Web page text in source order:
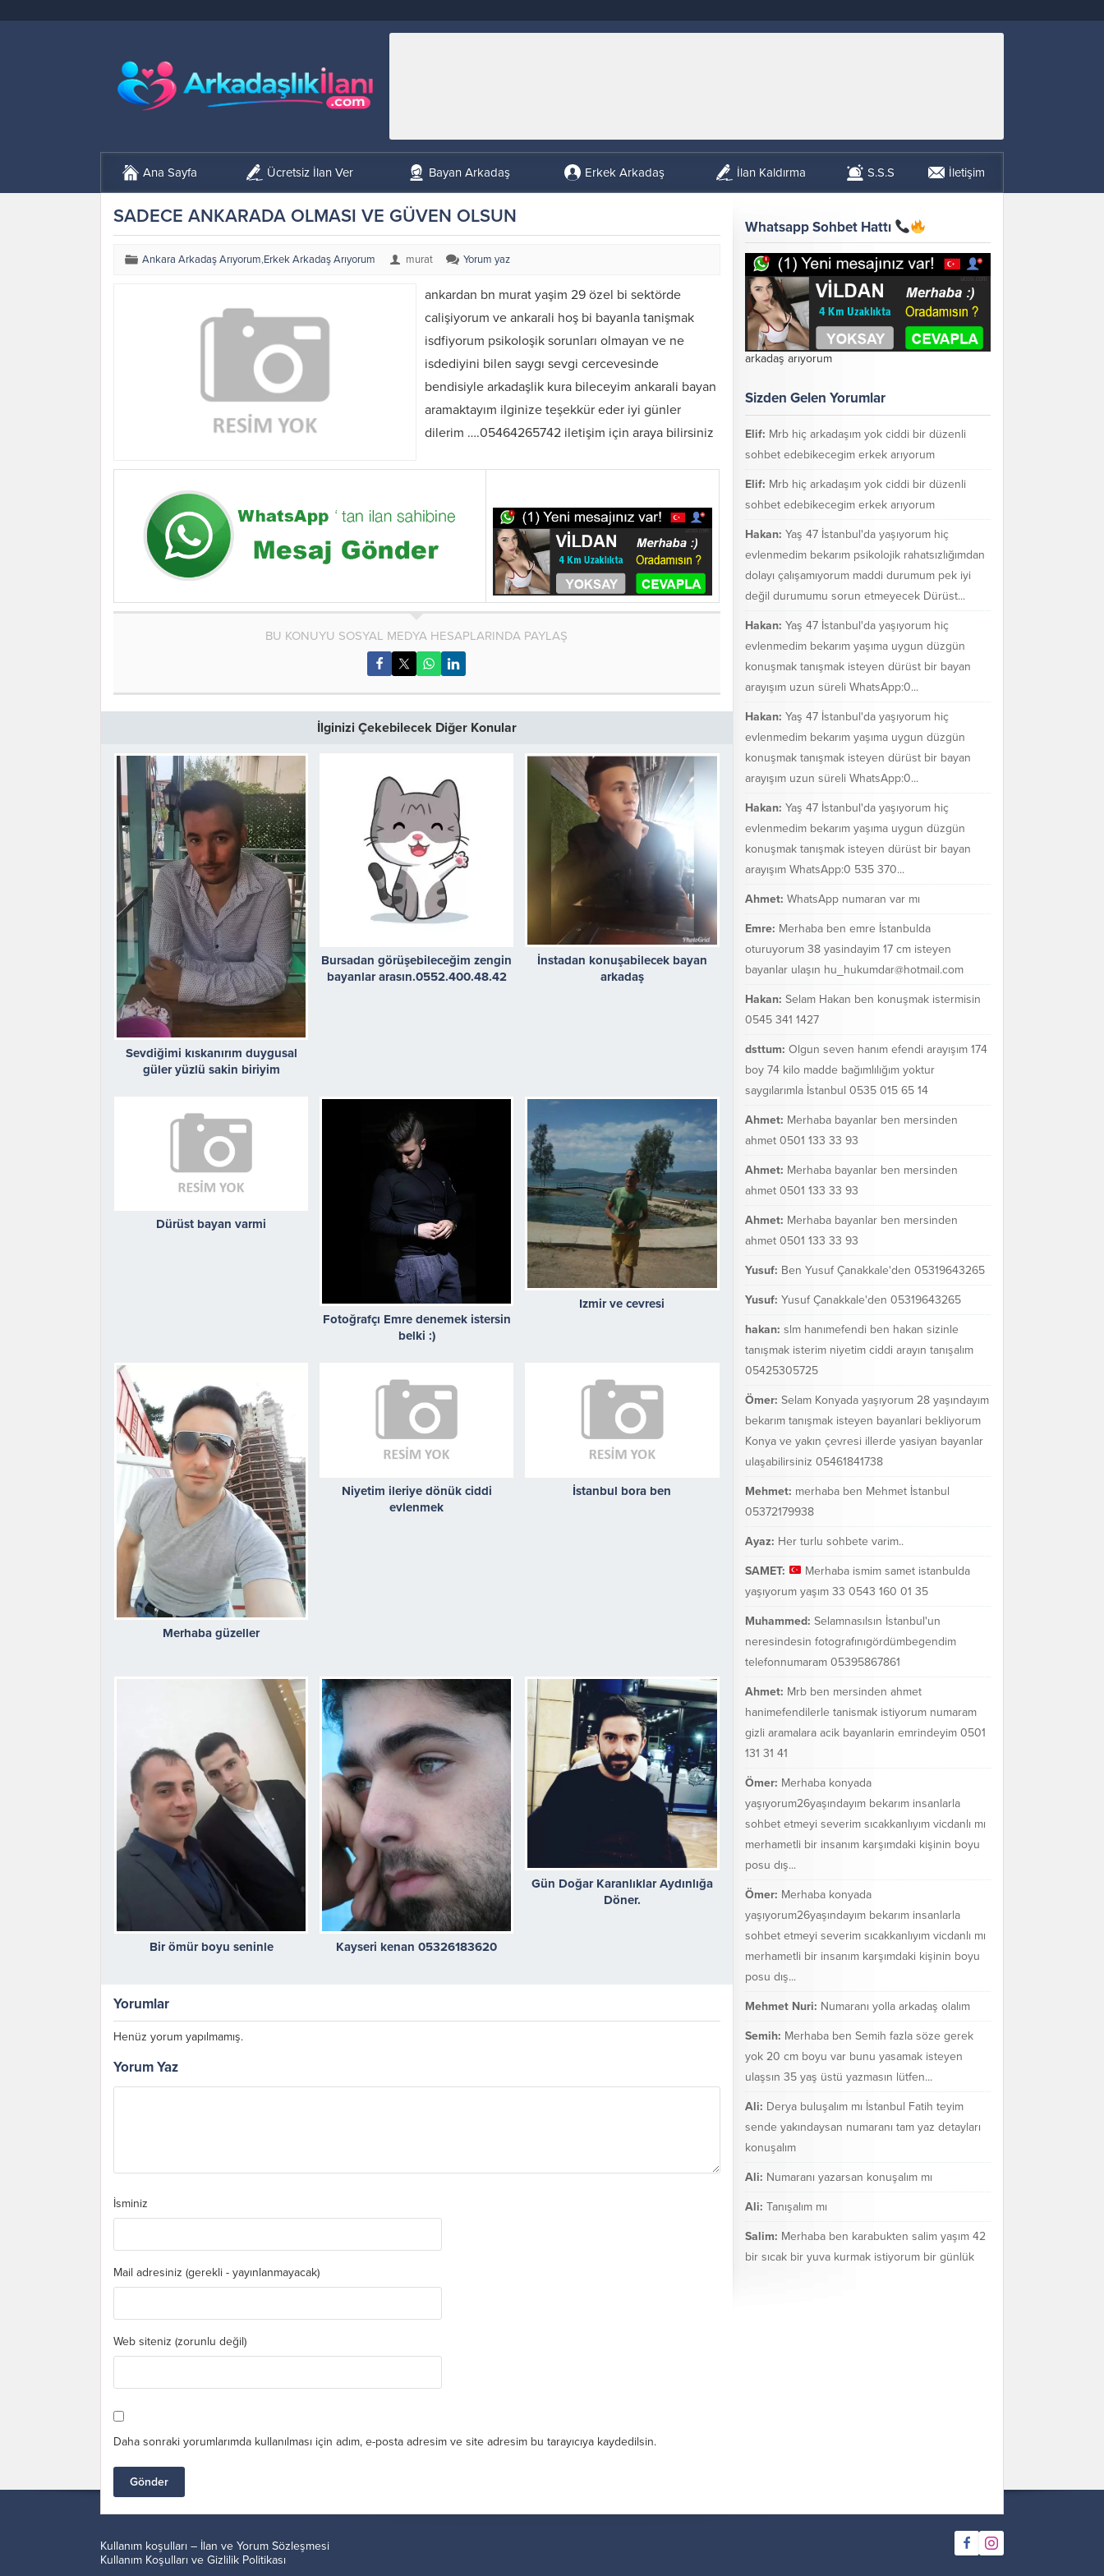
Ana Sayfa Ücretsiz İlan Ver Bayan Arkadaş Erkek Arkadaş İlan Kaldırma S.S.S İletişim
SADECE ANKARADA OLMASI VE GÜVEN OLSUN
Ankara Arkadaş Arıyorum,Erkek Arkadaş Arıyorum murat Yorum yaz
ankardan bn murat yaşim 29 özel bi sektörde
calişiyorum ve ankarali hoş bi bayanla tanişmak
isdfiyorum psikoloşik sorunları olmayan ve ne
isdediyini bilen saygı sevgi cercevesinde
bendisiyle arkadaşlik kura bileceyim ankarali bayan
aramaktayım ilginize teşekkür eder iyi günler
dilerim ….05464265742 iletişim için araya bilirsiniz
BU KONUYU SOSYAL MEDYA HESAPLARINDA PAYLAŞ
İlginizi Çekebilecek Diğer Konular
Sevdiğimi kıskanırım duygusal
güler yüzlü sakin biriyim
Bursadan görüşebileceğim zengin
bayanlar arasın.0552.400.48.42
İnstadan konuşabilecek bayan
arkadaş
Dürüst bayan varmi
Fotoğrafçı Emre denemek istersin
belki :)
Izmir ve cevresi
Merhaba güzeller
Niyetim ileriye dönük ciddi
evlenmek
İstanbul bora ben
Bir ömür boyu seninle Kayseri kenan 05326183620
Gün Doğar Karanlıklar Aydınlığa
Döner.
Yorumlar
Henüz yorum yapılmamış.
Yorum Yaz
İsminiz
Mail adresiniz (gerekli - yayınlanmayacak)
Web siteniz (zorunlu değil)
Daha sonraki yorumlarımda kullanılması için adım, e-posta adresim ve site adresim bu tarayıcıya kaydedilsin.
Whatsapp Sohbet Hattı
arkadaş arıyorum
Sizden Gelen Yorumlar
Elif: Mrb hiç arkadaşım yok ciddi bir düzenli
sohbet edebikecegim erkek arıyorum
Elif: Mrb hiç arkadaşım yok ciddi bir düzenli
sohbet edebikecegim erkek arıyorum
Hakan: Yaş 47 İstanbul'da yaşıyorum hiç
evlenmedim bekarım psikolojik rahatsızlığımdan
dolayı çalışamıyorum maddi durumum pek iyi
değil durumumu sorun etmeyecek Dürüst...
Hakan: Yaş 47 İstanbul'da yaşıyorum hiç
evlenmedim bekarım yaşıma uygun düzgün
konuşmak tanışmak isteyen dürüst bir bayan
arayışım uzun süreli WhatsApp:0...
Hakan: Yaş 47 İstanbul'da yaşıyorum hiç
evlenmedim bekarım yaşıma uygun düzgün
konuşmak tanışmak isteyen dürüst bir bayan
arayışım uzun süreli WhatsApp:0...
Hakan: Yaş 47 İstanbul'da yaşıyorum hiç
evlenmedim bekarım yaşıma uygun düzgün
konuşmak tanışmak isteyen dürüst bir bayan
arayışım WhatsApp:0 535 370...
Ahmet: WhatsApp numaran var mı
Emre: Merhaba ben emre İstanbulda
oturuyorum 38 yasindayim 17 cm isteyen
bayanlar ulaşın hu_hukumdar@hotmail.com
Hakan: Selam Hakan ben konuşmak istermisin
0545 341 1427
dsttum: Olgun seven hanım efendi arayışım 174
boy 74 kilo madde bağımlılığım yoktur
saygılarımla İstanbul 0535 015 65 14
Ahmet: Merhaba bayanlar ben mersinden
ahmet 0501 133 33 93
Ahmet: Merhaba bayanlar ben mersinden
ahmet 0501 133 33 93
Ahmet: Merhaba bayanlar ben mersinden
ahmet 0501 133 33 93
Yusuf: Ben Yusuf Çanakkale'den 05319643265
Yusuf: Yusuf Çanakkale'den 05319643265
hakan: slm hanımefendi ben hakan sizinle
tanışmak isterim niyetim ciddi arayın tanışalım
05425305725
Ömer: Selam Konyada yaşıyorum 28 yaşındayım
bekarım tanışmak isteyen bayanlari bekliyorum
Konya ve yakın çevresi illerde yasiyan bayanlar
ulaşabilirsiniz 05461841738
Mehmet: merhaba ben Mehmet İstanbul
05372179938
Ayaz: Her turlu sohbete varim..
SAMET:
Merhaba ismim samet istanbulda
yaşıyorum yaşım 33 0543 160 01 35
Muhammed: Selamnasılsın İstanbul'un
neresindesin fotografınıgördümbegendim
telefonnumaram 05395867861
Ahmet: Mrb ben mersinden ahmet
hanimefendilerle tanismak istiyorum numaram
gizli aramalara acik bayanlarin emrindeyim 0501
131 31 41
Ömer: Merhaba konyada
yaşıyorum26yaşındayım bekarım insanlarla
sohbet etmeyi severim sıcakkanlıyım vicdanlı mı
merhametli bir insanım karşımdaki kişinin boyu
posu dış...
Ömer: Merhaba konyada
yaşıyorum26yaşındayım bekarım insanlarla
sohbet etmeyi severim sıcakkanlıyım vicdanlı mı
merhametli bir insanım karşımdaki kişinin boyu
posu dış...
Mehmet Nuri: Numaranı yolla arkadaş olalım
Semih: Merhaba ben Semih fazla söze gerek
yok 20 cm boyu var bunu yasamak isteyen
ulaşsın 35 yaş üstü yazmasın lütfen...
Ali: Derya buluşalım mı İstanbul Fatih teyim
sende yakındaysan numaranı tam yaz detayları
konuşalım
Ali: Numaranı yazarsan konuşalım mı
Ali: Tanışalım mı
Salim: Merhaba ben karabukten salim yaşım 42
bir sıcak bir yuva kurmak istiyorum bir günlük
Kullanım koşulları – İlan ve Yorum Sözleşmesi
Kullanım Koşulları ve Gizlilik Politikası